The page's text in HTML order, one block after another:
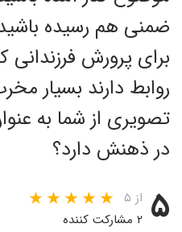
ضمنی هم رسیده
برای پرورش فرزندانی
روابط دارند بسیار
تصویری از شما به
در ذهنش دارد؟
۵ از ۵
۲ مشارکت کننده